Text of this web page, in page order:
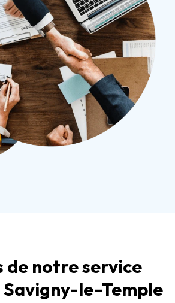
de notre service
le-Temple